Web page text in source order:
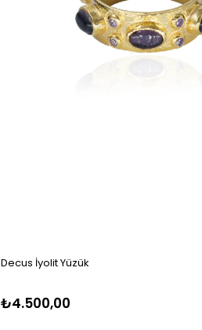
Decus İyolit Yüzük
₺4.500,00